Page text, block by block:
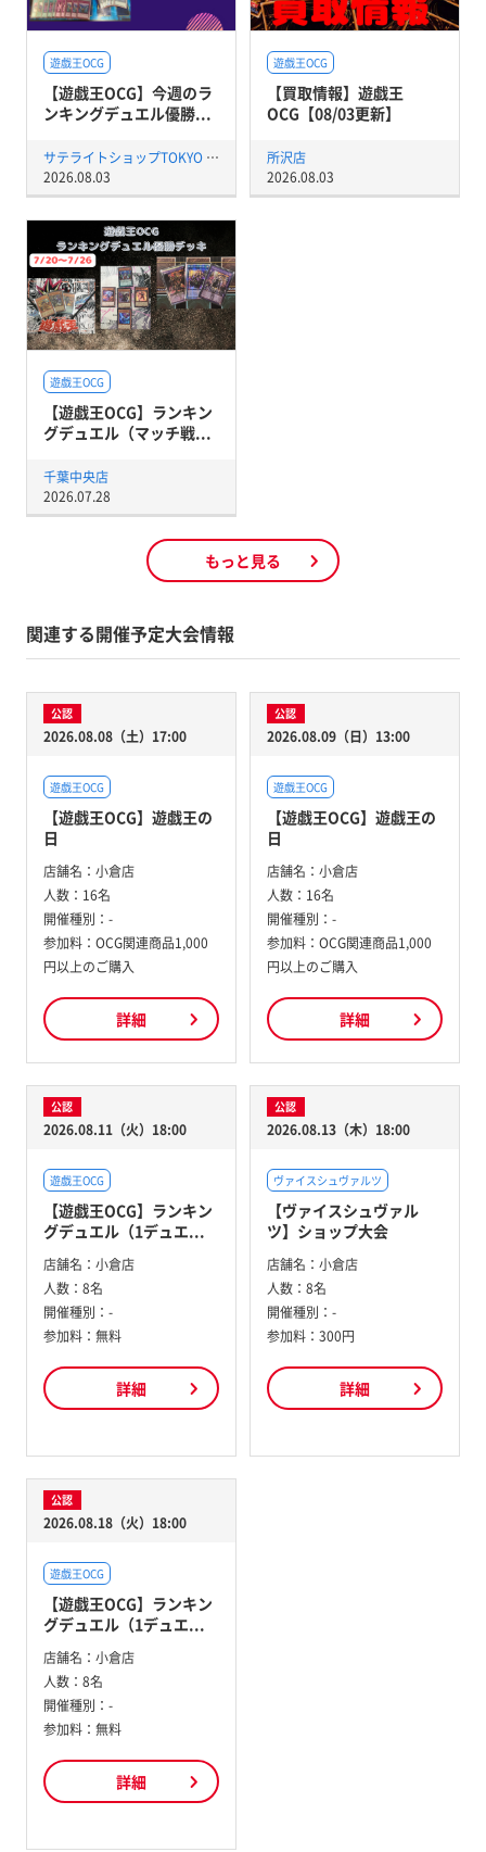
遊戯王OCG
【遊戯王OCG】今週のラ
ンキングデュエル優勝...
サテライトショップTOKYO 秋葉原店
2026.08.03
遊戯王OCG
【買取情報】遊戯王
OCG【08/03更新】
所沢店
2026.08.03
遊戯王OCG
【遊戯王OCG】ランキン
グデュエル（マッチ戦...
千葉中央店
2026.07.28
もっと見る
関連する開催予定大会情報
公認
2026.08.08（土）17:00
遊戯王OCG
【遊戯王OCG】遊戯王の
日
店舗名： 小倉店
人数： 16名
開催種別： -
参加料： OCG関連商品1,000
円以上のご購入
詳細
公認
2026.08.09（日）13:00
遊戯王OCG
【遊戯王OCG】遊戯王の
日
店舗名： 小倉店
人数： 16名
開催種別： -
参加料： OCG関連商品1,000
円以上のご購入
詳細
公認
2026.08.11（火）18:00
遊戯王OCG
【遊戯王OCG】ランキン
グデュエル（1デュエ...
店舗名： 小倉店
人数： 8名
開催種別： -
参加料： 無料
詳細
公認
2026.08.13（木）18:00
ヴァイスシュヴァルツ
【ヴァイスシュヴァル
ツ】ショップ大会
店舗名： 小倉店
人数： 8名
開催種別： -
参加料： 300円
詳細
公認
2026.08.18（火）18:00
遊戯王OCG
【遊戯王OCG】ランキン
グデュエル（1デュエ...
店舗名： 小倉店
人数： 8名
開催種別： -
参加料： 無料
詳細